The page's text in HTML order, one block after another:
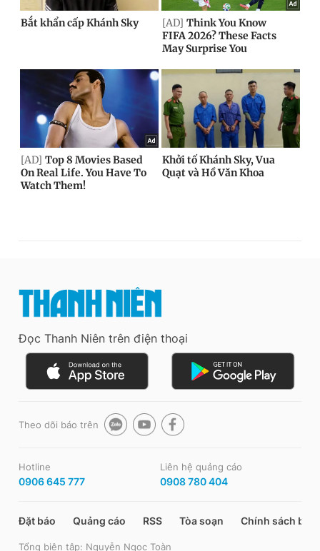
Đọc Thanh Niên trên điện thoại
Theo dõi báo trên
Hotline
0906 645 777
Liên hệ quảng cáo
0908 780 404
Đặt báo Quảng cáo RSS Tòa soạn Chính sách bảo
Tổng biên tập: Nguyễn Ngọc Toàn